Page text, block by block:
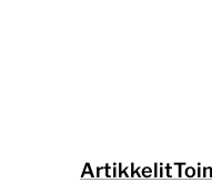
Artikkelit